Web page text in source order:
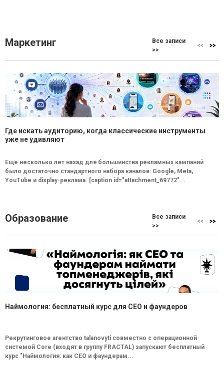
Маркетинг
Все записи
>>
Где искать аудиторию, когда классические инструменты
уже не удивляют
Еще несколько лет назад для большинства рекламных кампаний
было достаточно стандартного набора каналов: Google, Meta,
YouTube и display-реклама. [caption id="attachment_69772"...
Образование
Все записи
>>
Наймология: бесплатный курс для CEO и фаундеров
Рекрутинговое агентство talanovyti совместно с операционной
системой Core (входят в группу FRACTAL) запускают бесплатный
курс "Наймология: как СEO и фаундерам...